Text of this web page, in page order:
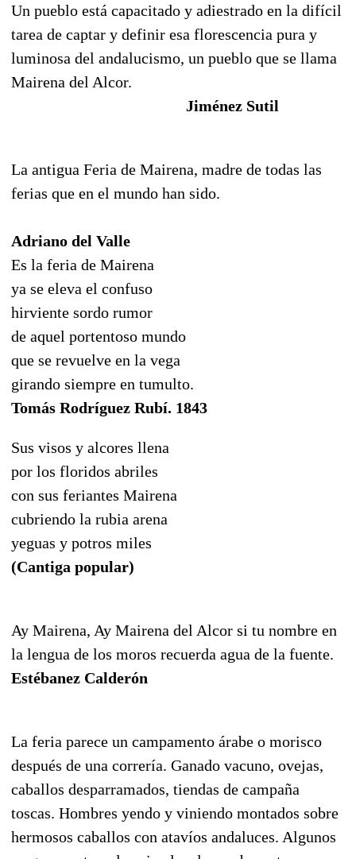
Un pueblo está capacitado y adiestrado en la difícil
tarea de captar y definir esa florescencia pura y
luminosa del andalucismo, un pueblo que se llama
Mairena del Alcor.
Jiménez Sutil
La antigua Feria de Mairena, madre de todas las
ferias que en el mundo han sido.
Adriano del Valle
Es la feria de Mairena
ya se eleva el confuso
hirviente sordo rumor
de aquel portentoso mundo
que se revuelve en la vega
girando siempre en tumulto.
Tomás Rodríguez Rubí. 1843
Sus visos y alcores llena
por los floridos abriles
con sus feriantes Mairena
cubriendo la rubia arena
yeguas y potros miles
(Cantiga popular)
Ay Mairena, Ay Mairena del Alcor si tu nombre en
la lengua de los moros recuerda agua de la fuente.
Estébanez Calderón
La feria parece un campamento árabe o morisco
después de una correría. Ganado vacuno, ovejas,
caballos desparramados, tiendas de campaña
toscas. Hombres yendo y viniendo montados sobre
hermosos caballos con atavíos andaluces. Algunos